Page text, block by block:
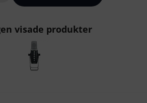
visade produkter